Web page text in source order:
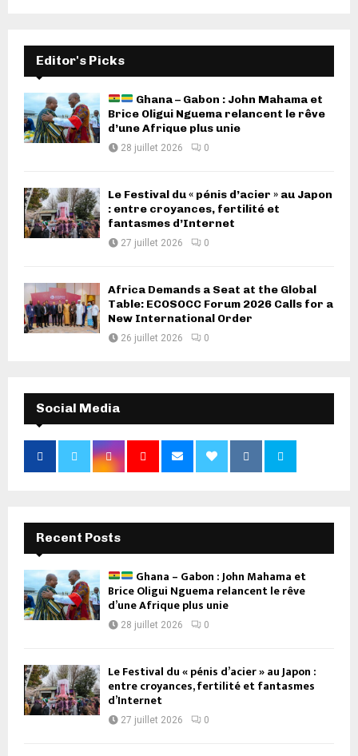
Editor's Picks
Ghana – Gabon : John Mahama et
Brice Oligui Nguema relancent le rêve
d’une Afrique plus unie
28 juillet 2026 0
Le Festival du « pénis d’acier » au Japon
: entre croyances, fertilité et
fantasmes d’Internet
27 juillet 2026 0
Africa Demands a Seat at the Global
Table: ECOSOCC Forum 2026 Calls for a
New International Order
26 juillet 2026 0
Social Media
Recent Posts
Ghana – Gabon : John Mahama et
Brice Oligui Nguema relancent le rêve
d’une Afrique plus unie
28 juillet 2026 0
Le Festival du « pénis d’acier » au Japon :
entre croyances, fertilité et fantasmes
d’Internet
27 juillet 2026 0